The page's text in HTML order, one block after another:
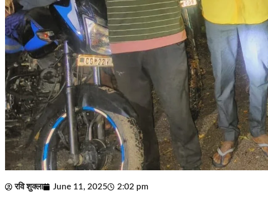
रवि शुक्ला June 11, 2025 2:02 pm